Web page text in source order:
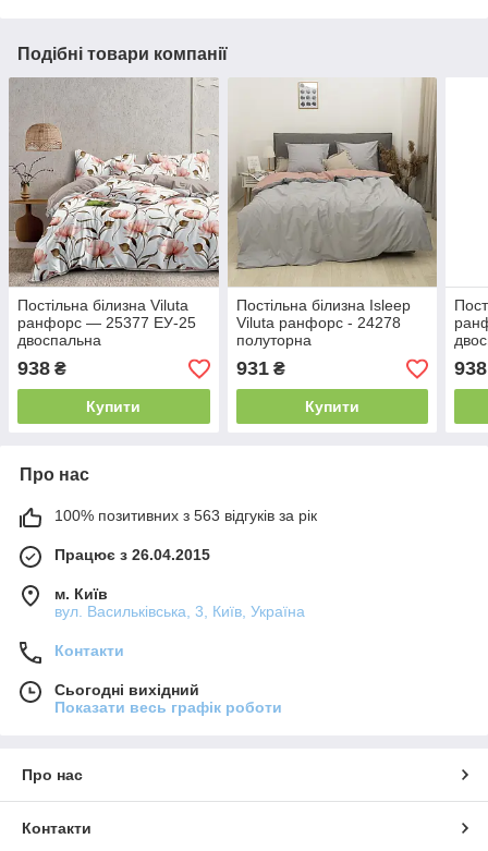
Подібні товари компанії
Постільна білизна Viluta
ранфорс — 25377 ЕУ-25
двоспальна
938 ₴
Купити
Постільна білизна Isleep
Viluta ранфорс - 24278
полуторна
931₴
Купити
938
Про нас
100% позитивних з 563 відгуків за рік
Працює з 26.04.2015
м. Київ
вул. Васильківська, 3, Київ, Україна
Контакти
Сьогодні вихідний
Показати весь графік роботи
Про нас
Контакти